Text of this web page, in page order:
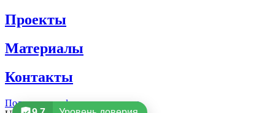
Проекты
Материалы
Контакты
Политика конфиденциальности